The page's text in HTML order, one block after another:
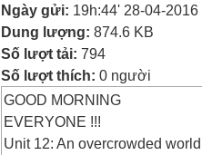
Ngày gửi: 19h:44' 28-04-2016
Dung lượng: 874.6 KB
Số lượt tải: 794
Số lượt thích: 0 người
GOOD MORNING
EVERYONE !!!
Unit 12: An overcrowded world